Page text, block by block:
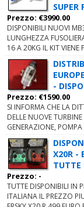
SUPER
Prezzo: €3990.00
DISPONIBILI NUOVI
LUNGHEZZA
16 A 20KG IL KIT VIENE
-
Prezzo: €1590.00
SI INFORMA CHE LA
DELLE NUOVE
GENERAZIONE, POMPA
X20R -
TUTTE
Prezzo: -
TUTTE DISPONIBILI IN
ITALIANA IL PREZZO